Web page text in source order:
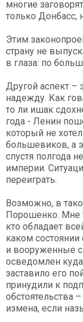
многие
только Донбасс,
Этим
страну не
в глаза: по
Другой аспект –
надежду. Как
то ли ишак
года - Ленин
который не
большевиков, а
спустя полгода
империи.
переиграть.
Возможно, в
Порошенко. Мне
кто обладает
каком
и вооруженные
осведомлен
заставило его
принудили к
обстоятельства
измена, если